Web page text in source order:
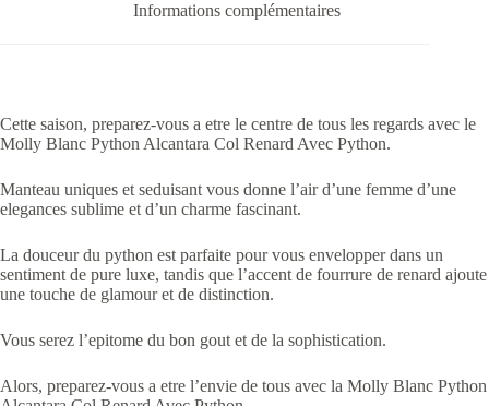
Informations complémentaires
Cette saison, preparez-vous a etre le centre de tous les regards avec le
Molly Blanc Python Alcantara Col Renard Avec Python.
Manteau uniques et seduisant vous donne l’air d’une femme d’une
elegances sublime et d’un charme fascinant.
La douceur du python est parfaite pour vous envelopper dans un
sentiment de pure luxe, tandis que l’accent de fourrure de renard ajoute
une touche de glamour et de distinction.
Vous serez l’epitome du bon gout et de la sophistication.
Alors, preparez-vous a etre l’envie de tous avec la Molly Blanc Python